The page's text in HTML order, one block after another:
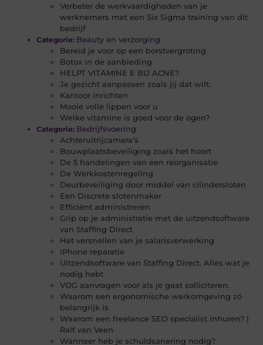
Verbeter de werkvaardigheden van je
werknemers met een Six Sigma training van dit
bedrijf
Categorie: Beauty en verzorging
Bereid je voor op een borstvergroting
Botox in de aanbieding
HELPT VITAMINE E BIJ ACNE?
Je gezicht aanpassen zoals jij dat wilt.
Kantoor inrichten
Mooie volle lippen voor u
Welke vitamine is goed voor de ogen?
Categorie: Bedrijfsvoering
Achteruitrijcamera’s
Bouwplaatsbeveiliging zoals het hoort
De 5 handelingen van een reorganisatie
De Werkkostenregeling
Deurbeveiliging door middel van cilindersloten
Een Discrete slotenmaker
Efficiënt administreren
Grip op je administratie met de uitzendsoftware
van Staffing Direct
Het versnellen van je salarisverwerking
iPhone reparatie
Uitzendsoftware van Staffing Direct. Alles wat je
nodig hebt
VOG aanvragen voor als je gaat solliciteren.
Waarom een ergonomische werkomgeving zó
belangrijk is
Waarom een freelance SEO specialist inhuren? |
Ralf van Veen
Wanneer heb je schuldsanering nodig?